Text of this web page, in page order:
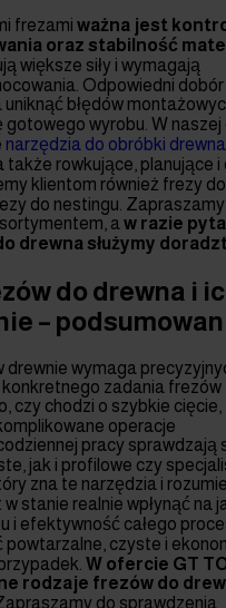
frezami ważna jest
oraz stabilność
większe siły i wymagają
Odpowiedni dobór
błędów
wyrobu. W naszej
narzędzia do obróbki drewna
także rowkujące, planujące i
klientom również frezy do
do nestingu.
aw razie
drewna służymy
do drewna i
–
drewnie wymaga
zadania frezów
czy chodzi o szybkie cięcie,
operacje
pracy sprawdzają
jak i profilowe czy
zna te narzędzia i
stanie realnie wpłynąć na
i efektywność całego
powtarzalne, czyste i
W ofercie GT
rodzaje frezów do
do sprawdzenia